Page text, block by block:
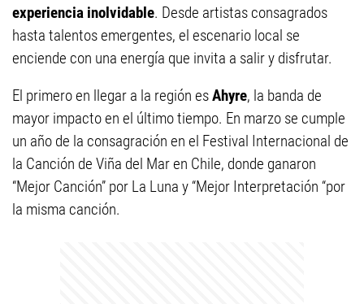
experiencia inolvidable. Desde artistas consagrados
hasta talentos emergentes, el escenario local se
enciende con una energía que invita a salir y disfrutar.
El primero en llegar a la región esAhyre, la banda de
mayor impacto en el último tiempo. En marzo se cumple
un año de la consagración en el Festival Internacional de
la Canción de Viña del Mar en Chile, donde ganaron
“Mejor Canción” por La Luna y “Mejor Interpretación “por
la misma canción.